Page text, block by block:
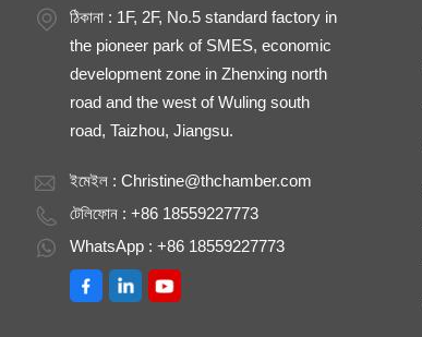
ঠিকানা : 1F, 2F, No.5 standard factory in
the pioneer park of SMES, economic
development zone in Zhenxing north
road and the west of Wuling south
road, Taizhou, Jiangsu.
ইমেইল :Christine@thchamber.com
টেলিফোন : +86 18559227773
WhatsApp : +86 18559227773